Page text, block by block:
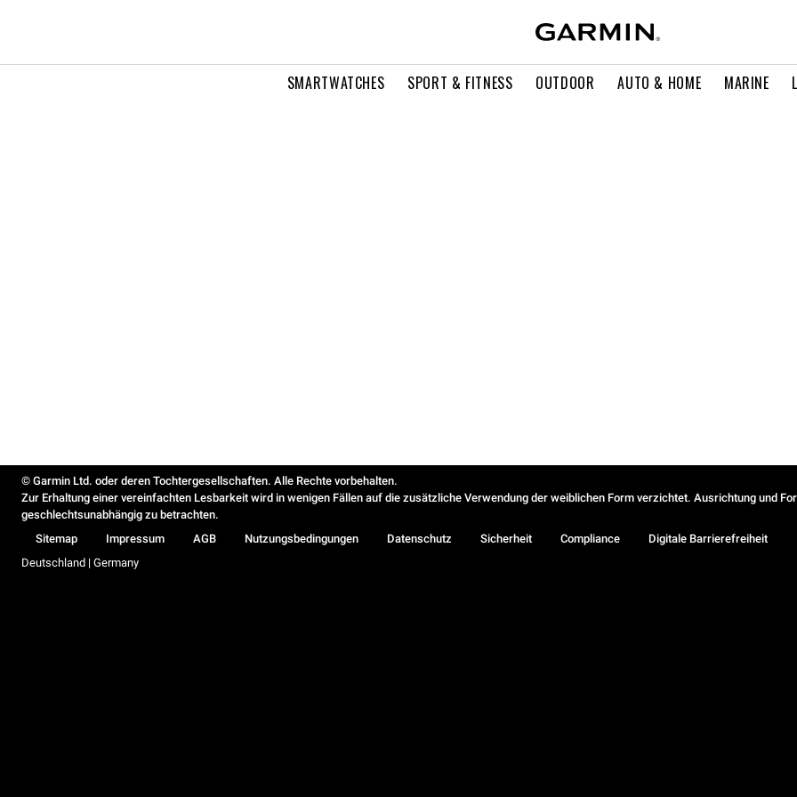
SMARTWATCHES SPORT & FITNESS OUTDOOR AUTO & HOME MARINE
© Garmin Ltd. oder deren Tochtergesellschaften. Alle Rechte vorbehalten.
Zur Erhaltung einer vereinfachten Lesbarkeit wird in wenigen Fällen auf die zusätzliche Verwendung der weiblichen Form verzichtet. Ausrichtung und
geschlechtsunabhängig zu betrachten.
Sitemap
Impressum AGB Nutzungsbedingungen Datenschutz Sicherheit Compliance
Digitale Barrierefreiheit
Deutschland | Germany